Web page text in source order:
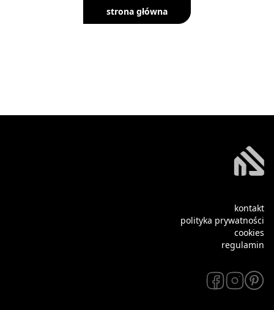
strona główna
kontakt
polityka prywatności
cookies
regulamin